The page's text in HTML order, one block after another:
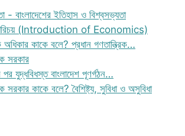
- বাংলাদেশের ইতিহাস ও বিশ্বসভ্যতা
পরিচয় (Introduction of Economics)
অধিকার কাকে বলে? প্রধান গণতান্ত্রিক…
সরকার
পর যুদ্ধবিধস্ত বাংলাদেশ পূণর্গঠন…
সরকার কাকে বলে? বৈশিষ্ট্য, সুবিধা ও অসুবিধা